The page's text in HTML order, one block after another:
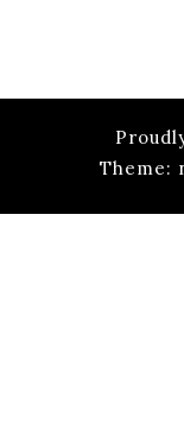
Theme: